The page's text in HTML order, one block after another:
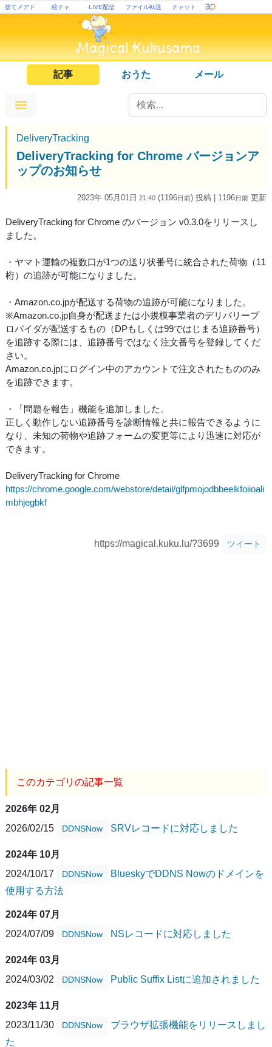
捨てメアド 絵チャ LIVE配信 ファイル転送 チャット
記事 おうた メール
DeliveryTracking
DeliveryTracking for Chrome バージョンア
ップのお知らせ
2023年 05月01日 21:40 (1196日前) 投稿 | 1196日前 更新
DeliveryTracking for Chrome のバージョン v0.3.0をリリースし
ました。
・ヤマト運輸の複数口が1つの送り状番号に統合された荷物（11
桁）の追跡が可能になりました。
・Amazon.co.jpが配送する荷物の追跡が可能になりました。
※Amazon.co.jp自身が配送または小規模事業者のデリバリープ
ロバイダが配送するもの（DPもしくは99ではじまる追跡番号）
を追跡する際には、追跡番号ではなく注文番号を登録してくだ
さい。
Amazon.co.jpにログイン中のアカウントで注文されたもののみ
を追跡できます。
・「問題を報告」機能を追加しました。
正しく動作しない追跡番号を診断情報と共に報告できるように
なり、未知の荷物や追跡フォームの変更等により迅速に対応が
できます。
DeliveryTracking for Chrome
https://chrome.google.com/webstore/detail/glfpmojodbbeelkfoiioali
mbhjegbkf
https://magical.kuku.lu/?3699 ツイート
このカテゴリの記事一覧
2026年 02月
2026/02/15
DDNSNow SRVレコードに対応しました
2024年 10月
2024/10/17
DDNSNow
BlueskyでDDNS Nowのドメインを
使用する方法
2024年 07月
2024/07/09
DDNSNow NSレコードに対応しました
2024年 03月
2024/03/02
DDNSNow Public Suffix Listに追加されました
2023年 11月
2023/11/30
DDNSNow
ブラウザ拡張機能をリリースしまし
た